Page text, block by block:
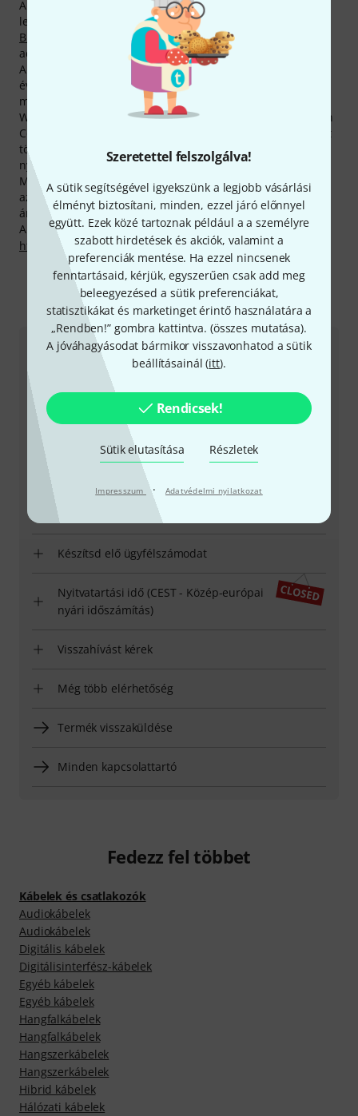
Szeretettel felszolgálva!
A sütik segítségével igyekszünk a legjobb vásárlási
élményt biztosítani, minden, ezzel járó előnnyel
együtt. Ezek közé tartoznak például a a személyre
szabott hirdetések és akciók, valamint a
preferenciák mentése. Ha ezzel nincsenek
fenntartásaid, kérjük, egyszerűen csak add meg
beleegyezésed a sütik preferenciákat,
statisztikákat és marketinget érintő használatára a
„Rendben!” gombra kattintva. (összes mutatása).
A jóváhagyásodat bármikor visszavonhatod a sütik
beállításainál (itt).
Rendicsek!
Sütik elutasítása Részletek
Impresszum · Adatvédelmi nyilatkozat
Aktuális Top Sellerünk neveCordial CLS 225 BK
legforróbb Cordial-termék a népszerű
BK
, amelyből eddigi fennállásunk óta 100.000 darabot
adtunk el.
A gyártó 2 év garanciát biztosít a termékeire, a mi három
éves garanciáknak megfelelően azonban mi ezt még
megtoldjuk egy évvel.
Weboldalunk leggyakrabban meglátogatott termékoldalain
Cordial -termékek szerepelnek. Legutóbbi adataink szerint
több mint 600.000, Cordial-terméket megjelenítő oldalt
nyitottak meg.
Most még olcsóbban tehetsz szert Cordial-holmikra! Csak
az elmúlt 90 napban 217 Cordial-termék árát sikerült
áramvonalasítanunk.
A gyártóval kapcsolatban itt találsz bővebb tájékoztatást:
http://www.cordial-cables.com
Így érhetsz el minket
Ügyfélszolgálat - Magyarország
+49-9546-9223-531
Ügyfélszolgálatunk minden kérdés és észrevétel esetén
örömmel áll rendelkezésedre
Készítsd elő ügyfélszámodat
Nyitvatartási idő (CEST - Közép-európai
nyári időszámítás)
Visszahívást kérek
Még több elérhetőség
Termék visszaküldése
Minden kapcsolattartó
Fedezz fel többet
Kábelek és csatlakozók
Audiokábelek
Audiokábelek
Digitális kábelek
Digitálisinterfész-kábelek
Egyéb kábelek
Egyéb kábelek
Hangfalkábelek
Hangfalkábelek
Hangszerkábelek
Hangszerkábelek
Hibrid kábelek
Hálózati kábelek